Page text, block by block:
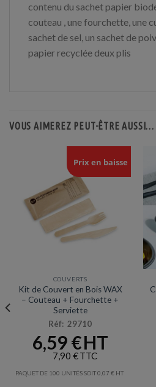
contenu du sachet papier
couteau , une fourchette, une
sachet de sel, un sachet de
papier recyclée deux plis
VOUS AIMEREZ PEUT-ÊTRE AUSSI…
Prix en baisse
COUVERTS
Kit de Couvert en Bois WAX
– Couteau + Fourchette +
Serviette
Réf: 29710
6,59€
7,90 €
PAQUET DE 100 UNITÉS SOIT0,07 €